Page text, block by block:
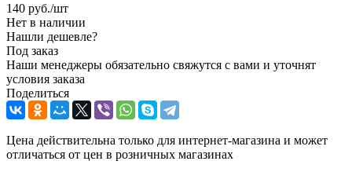
140 руб./шт
Нет в наличии
Нашли дешевле?
Под заказ
Наши менеджеры обязательно свяжутся с вами и уточнят
условия заказа
Поделиться
Цена действительна только для интернет-магазина и может
отличаться от цен в розничных магазинах